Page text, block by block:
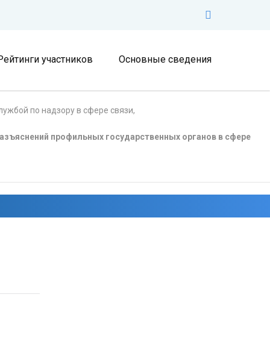
участников Основные сведения
по надзору в сфере связи,
профильных государственных органов в сфере